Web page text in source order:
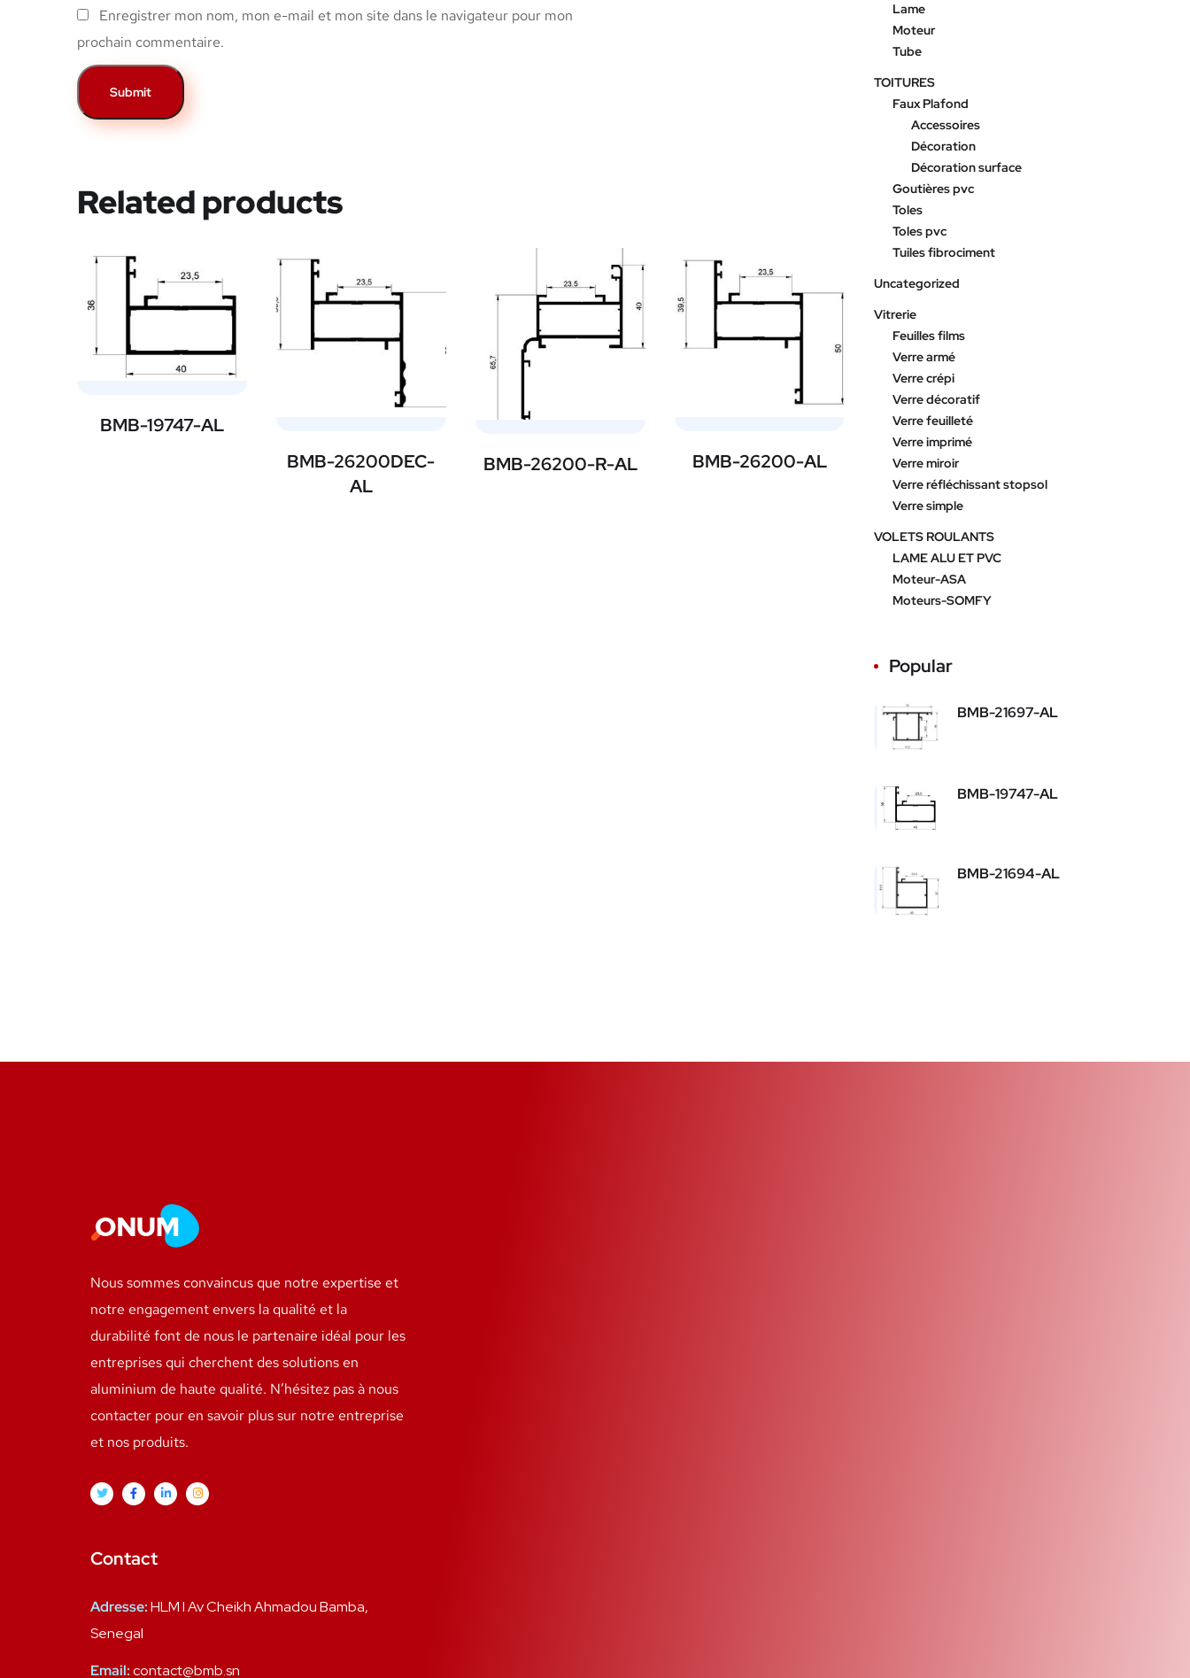
Enregistrer mon nom, mon e-mail et mon site dans le navigateur pour mon
prochain commentaire.
Related products
BMB-19747-AL
BMB-26200DEC-
AL
BMB-26200-R-AL BMB-26200-AL
Lame
Moteur
Tube
TOITURES
Faux Plafond
Accessoires
Décoration
Décoration surface
Goutières pvc
Toles
Toles pvc
Tuiles fibrociment
Uncategorized
Vitrerie
Feuilles films
Verre armé
Verre crépi
Verre décoratif
Verre feuilleté
Verre imprimé
Verre miroir
Verre réfléchissant stopsol
Verre simple
VOLETS ROULANTS
LAME ALU ET PVC
Moteur-ASA
Moteurs-SOMFY
Popular
BMB-21697-AL
BMB-19747-AL
BMB-21694-AL
Nous sommes convaincus que notre expertise et
notre engagement envers la qualité et la
durabilité font de nous le partenaire idéal pour les
entreprises qui cherchent des solutions en
aluminium de haute qualité. N’hésitez pas à nous
contacter pour en savoir plus sur notre entreprise
et nos produits.
Contact
Adresse:HLM I Av Cheikh Ahmadou Bamba,
Senegal
Email:contact@bmb.sn